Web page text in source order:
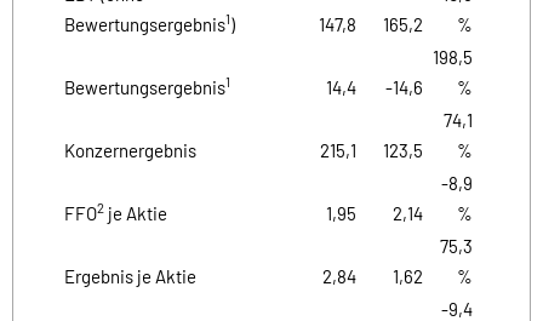
Bewertungsergebnis1) 147,8 165,2
%
Bewertungsergebnis1 14,4 -14,6
198,5
%
Konzernergebnis 215,1 123,5
74,1
%
FFO2 je Aktie 1,95 2,14
-8,9
%
Ergebnis je Aktie 2,84 1,62
75,3
%
-9,4